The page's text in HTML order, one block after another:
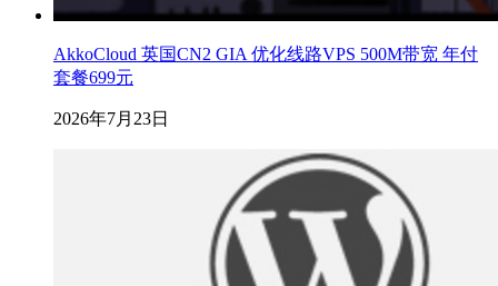
AkkoCloud 英国CN2 GIA 优化线路VPS 500M带宽 年付
套餐699元
2026年7月23日